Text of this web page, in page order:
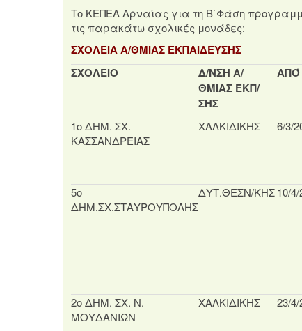
Το ΚΕΠΕΑ Αρναίας για τη Β΄Φάση
τις παρακάτω σχολικές μονάδες:
ΣΧΟΛΕΙΑ Α/ΘΜΙΑΣ ΕΚΠΑΙΔΕΥΣΗΣ
ΣΧΟΛΕΙΟ
Δ/ΝΣΗ Α/
ΘΜΙΑΣ ΕΚΠ/
ΣΗΣ
ΑΠΌ
1ο ΔΗΜ. ΣΧ.
ΚΑΣΣΑΝΔΡΕΙΑΣ
ΧΑΛΚΙΔΙΚΗΣ 6/3/
5ο
ΔΗΜ.ΣΧ.ΣΤΑΥΡΟΥΠΟΛΗΣ
ΔΥΤ.ΘΕΣΝ/ΚΗΣ10/
2ο ΔΗΜ. ΣΧ. Ν.
ΜΟΥΔΑΝΙΩΝ
ΧΑΛΚΙΔΙΚΗΣ 23/4/